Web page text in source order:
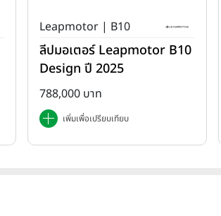
Leapmotor | B10
ลีปมอเตอร์ Leapmotor B10
Design ปี 2025
788,000 บาท
เพิ่มเพื่อเปรียบเทียบ